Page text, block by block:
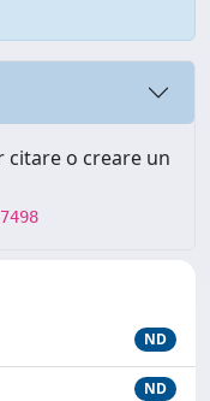
citare o creare un
ND
ND